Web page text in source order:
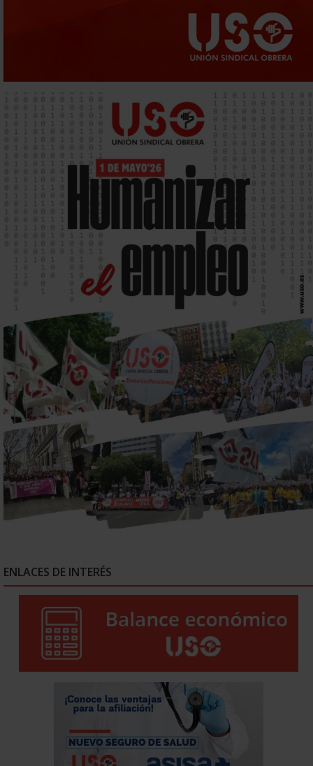
ENLACES DE INTERÉS